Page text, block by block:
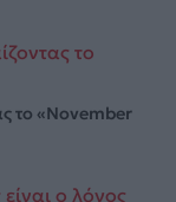
το «November